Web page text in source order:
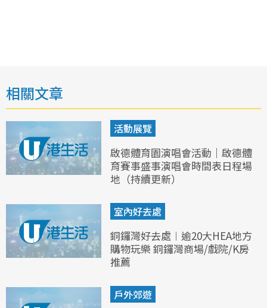
相關文章
活動展覽
啟德體育園演唱會活動｜啟德體
育賽事盛事演唱會時間表日程場
地（持續更新）
室內好去處
銅鑼灣好去處︱逾20大HEA地方
購物玩樂 銅鑼灣商場/戲院/K房
推薦
戶外郊遊